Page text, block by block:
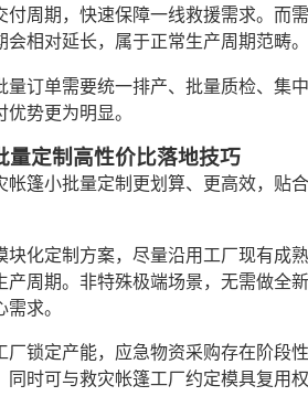
付周期，快速保障一线救援需求。而
会相对延长，属于正常生产周期范畴。
量订单需要统一排产、批量质检、集
势更为明显。
量定制高性价比落地技巧
帐篷小批量定制更划算、更高效，贴
块化定制方案，尽量沿用工厂现有成
产周期。非特殊极端场景，无需做全
求。
厂锁定产能，应急物资采购存在阶段
同时可与救灾帐篷工厂约定模具复用